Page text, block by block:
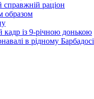
справжній раціон
образом
кадр із 9-річною донькою
в рідному Барбадосі